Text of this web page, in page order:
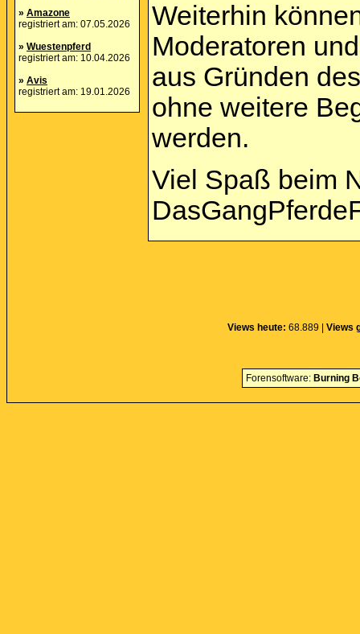
» Amazone
registriert am: 07.05.2026
» Wuestenpferd
registriert am: 10.04.2026
» Avis
registriert am: 19.01.2026
Weiterhin
Moderatoren
aus Gründen
ohne weitere
werden.
Viel Spaß beim
Views heute: 68.889 | Views
Forensoftware: Burning